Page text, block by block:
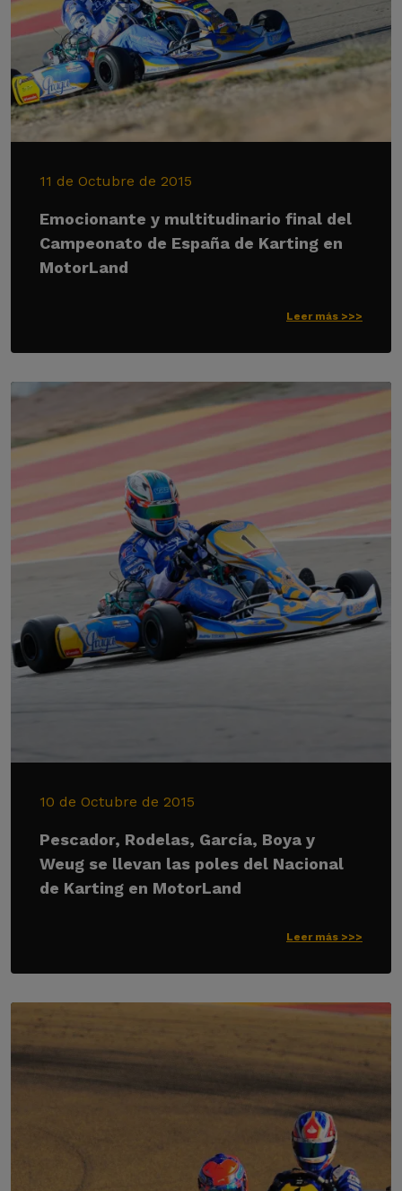
11 de Octubre de 2015
Emocionante y multitudinario final del
Campeonato de España de Karting en
MotorLand
Leer más >>>
10 de Octubre de 2015
Pescador, Rodelas, García, Boya y
Weug se llevan las poles del Nacional
de Karting en MotorLand
Leer más >>>